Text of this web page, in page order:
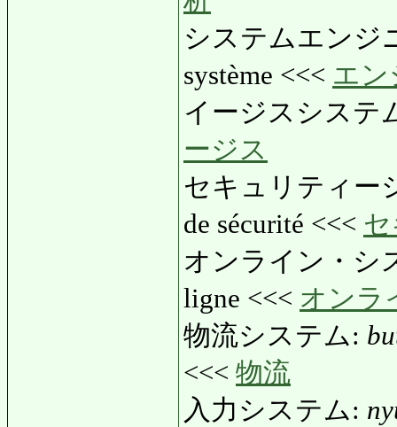
システムエンジ
système <<< エン
イージスシステ
ージス
セキュリティー
de sécurité <<<
オンライン・シ
ligne <<< オンラ
物流システム:
<<< 物流
入力システム: